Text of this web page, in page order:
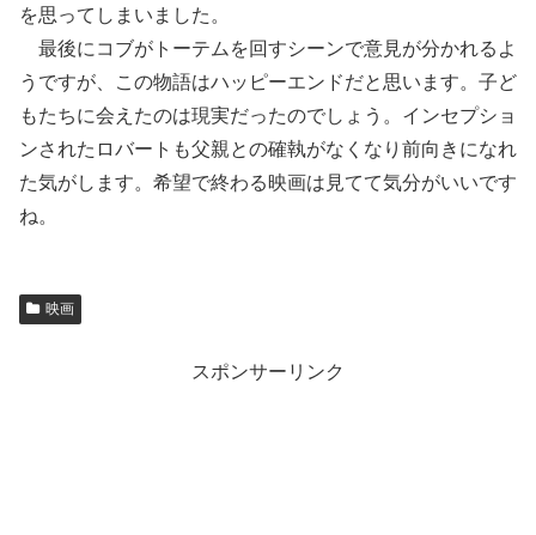
を思ってしまいました。
最後にコブがトーテムを回すシーンで意見が分かれるよ
うですが、この物語はハッピーエンドだと思います。子ど
もたちに会えたのは現実だったのでしょう。インセプショ
ンされたロバートも父親との確執がなくなり前向きになれ
た気がします。希望で終わる映画は見てて気分がいいです
ね。
映画
スポンサーリンク